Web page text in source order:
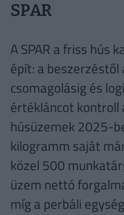
SPAR
A SPAR a friss hús
épít: a
csomagolásig és
értékláncot kontroll
húsüzemek 2025-
kilogramm saját
közel 500
üzem nettó
míg a perbáli